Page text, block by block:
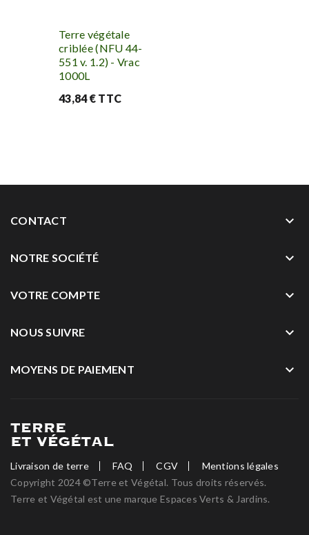
Terre végétale
criblée (NFU 44-
551 v. 1.2) - Vrac
1000L
43,84 € TTC
CONTACT keyboard_arrow_down
NOTRE SOCIÉTÉ keyboard_arrow_down
VOTRE COMPTE keyboard_arrow_down
NOUS SUIVRE keyboard_arrow_down
MOYENS DE PAIEMENT keyboard_arrow_down
Livraison de terre FAQ CGV
Mentions légales
Copyright 2024 ©Terre et Végétal. Tous droits réservés.
Terre et Végétal est une marque Espaces Verts & Jardins.